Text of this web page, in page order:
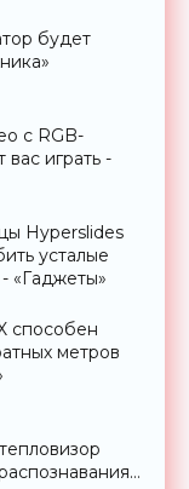
будет
с RGB-
вас играть -
Hyperslides
усталые
«Гаджеты»
способен
метров